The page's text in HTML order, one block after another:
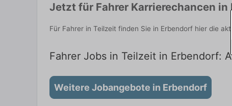
Jetzt für Fahrer Karrierechancen
Für Fahrer in Teilzeit finden Sie in Erbendorf hier die
Fahrer Jobs in Teilzeit in Erbendorf:
Weitere Jobangebote in Erbendorf